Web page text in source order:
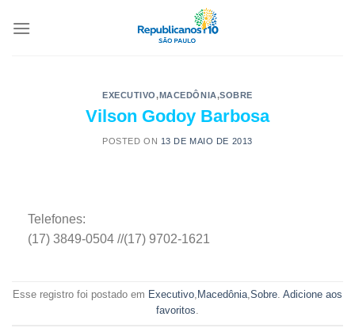
EXECUTIVO,MACEDÔNIA,SOBRE
Vilson Godoy Barbosa
POSTED ON 13 DE MAIO DE 2013
Telefones:
(17) 3849-0504 //(17) 9702-1621
Esse registro foi postado em Executivo Macedônia Sobre Adicione aos
favoritos